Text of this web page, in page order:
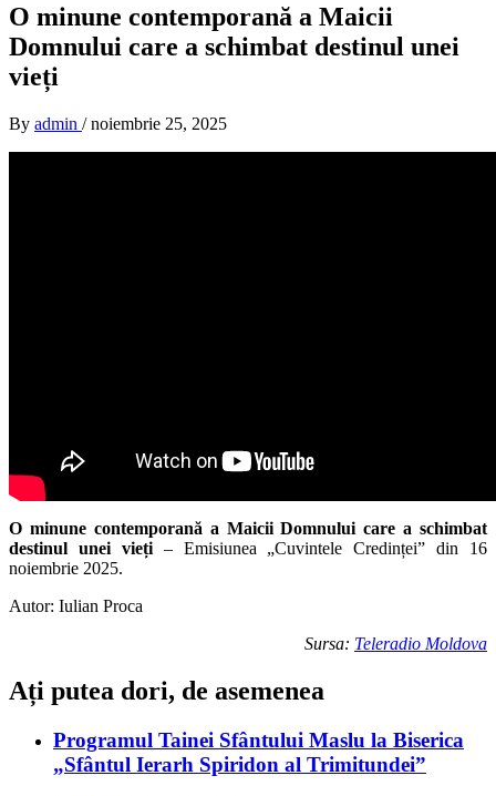
O minune contemporană a Maicii
Domnului care a schimbat destinul unei
vieți
By admin / noiembrie 25, 2025
O minune contemporană a Maicii Domnului care a schimbat
destinul unei vieți– Emisiunea „Cuvintele Credinței” din 16
noiembrie 2025.
Autor: Iulian Proca
Sursa: Teleradio Moldova
Ați putea dori, de asemenea
Programul Tainei Sfântului Maslu la Biserica
„Sfântul Ierarh Spiridon al Trimitundei”